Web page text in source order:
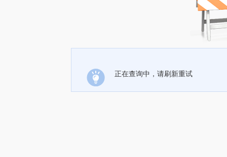
正在查询中，请刷新重试